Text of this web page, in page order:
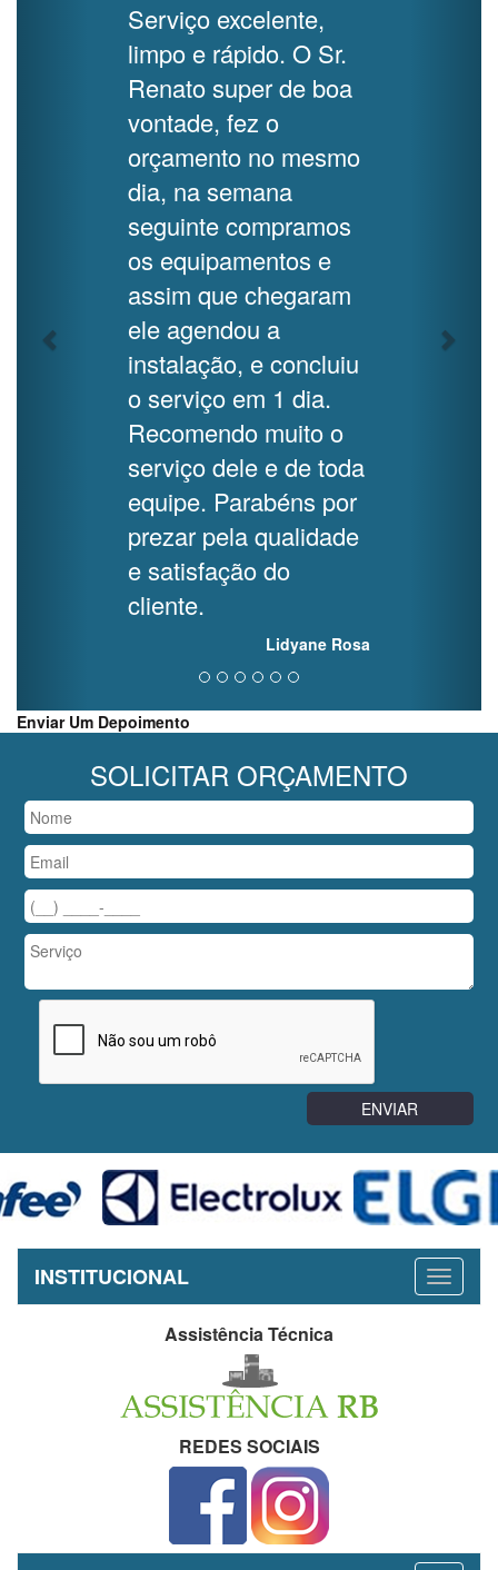
Serviço excelente,
limpo e rápido. O Sr.
Renato super de boa
vontade, fez o
orçamento no mesmo
dia, na semana
seguinte compramos
os equipamentos e
assim que chegaram
ele agendou a
instalação, e concluiu
o serviço em 1 dia.
Recomendo muito o
serviço dele e de toda
equipe. Parabéns por
prezar pela qualidade
e satisfação do
cliente.
Lidyane Rosa
Enviar Um Depoimento
SOLICITAR ORÇAMENTO
INSTITUCIONAL
Assistência Técnica
REDES SOCIAIS